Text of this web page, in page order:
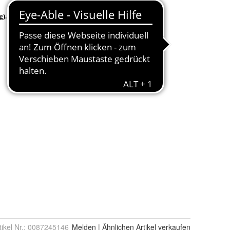
Nr.: 0087245146 Melden | Ähnlichen Artikel verkaufen